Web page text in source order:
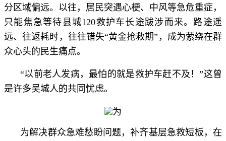
分区域偏远。以往，居民突遇心梗、中风等急危重症，
只能焦急等待县城120救护车长途跋涉而来。路途遥
远、往返耗时，往往错失“黄金抢救期”，成为萦绕在群
众心头的民生痛点。
“以前老人发病，最怕的就是救护车赶不及！”这曾
是许多吴城人的共同忧虑。
为
为解决群众急难愁盼问题，补齐基层急救短板，在